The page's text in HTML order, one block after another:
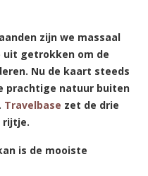
zijn we massaal
uit getrokken om de
Nu de kaart steeds
prachtige natuur buiten
Travelbase zet de drie
rijtje.
is de mooiste